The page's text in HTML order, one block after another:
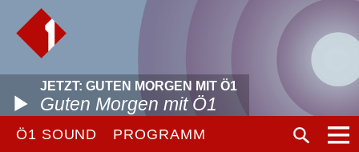
JETZT: GUTEN MORGEN MIT Ö1
Guten Morgen mit Ö1
Ö1 SOUND PROGRAMM